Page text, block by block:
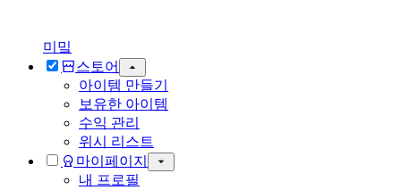
미밐
스토어
아이템 만들기
보유한 아이템
수익 관리
위시 리스트
마이페이지
내 프로필